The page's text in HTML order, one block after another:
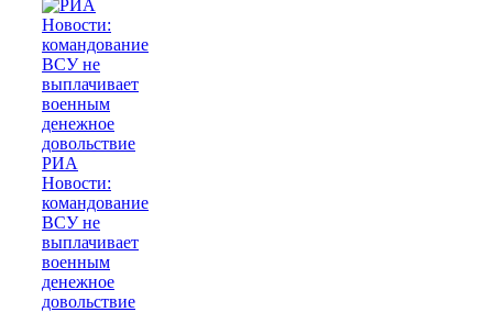
РИА
Новости:
командование
ВСУ не
выплачивает
военным
денежное
довольствие